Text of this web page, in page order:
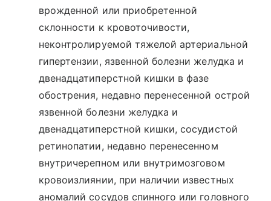
врожденной или приобретенной
склонности к кровоточивости,
неконтролируемой тяжелой артериальной
гипертензии, язвенной болезни желудка и
двенадцатиперстной кишки в фазе
обострения, недавно перенесенной острой
язвенной болезни желудка и
двенадцатиперстной кишки, сосудистой
ретинопатии, недавно перенесенном
внутричерепном или внутримозговом
кровоизлиянии, при наличии известных
аномалий сосудов спинного или головного